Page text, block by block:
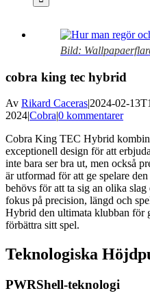
Bild:
cobra king tec hybrid
Av Rikard Caceras|2024-02-
2024|Cobra|0 kommentarer
Cobra King TEC Hybrid
exceptionell design för att
inte bara ser bra ut, men också
är utformad för att ge spelare
behövs för att ta sig an olika
fokus på precision, längd och
Hybrid den ultimata klubban för
förbättra sitt spel.
Teknologiska
PWRShell-teknologi